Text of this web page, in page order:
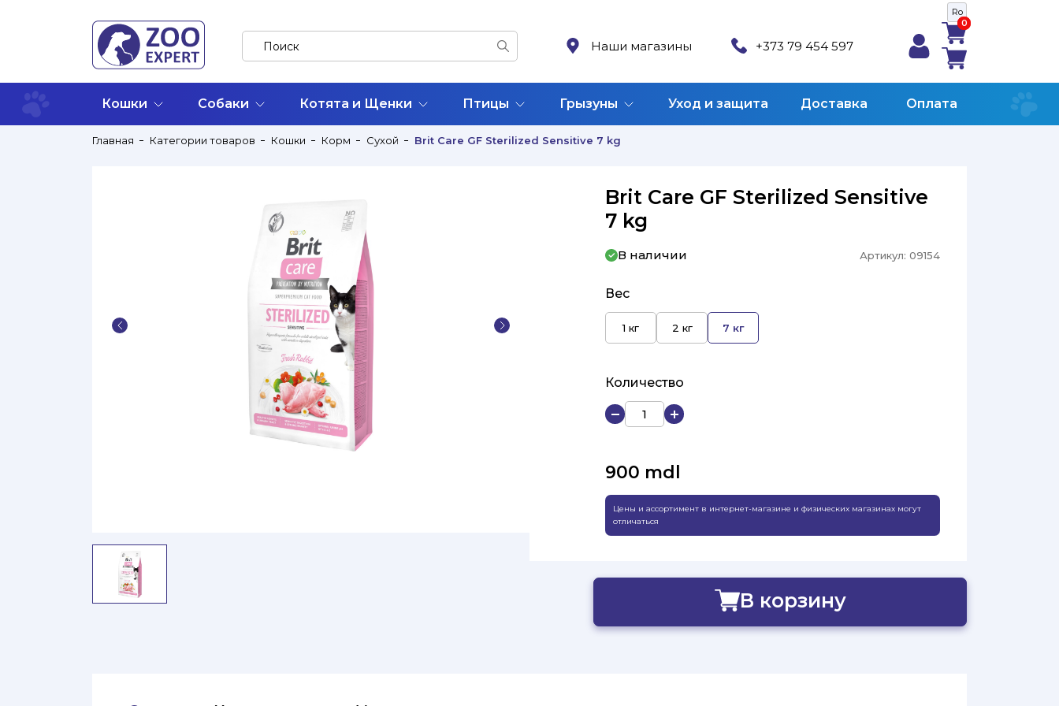
Ro
Наши магазины +373 79 454 597
0
0
Кошки Собаки Котята и Щенки Птицы Грызуны Уход и защита Доставка Оплата
Главная Категории товаров Кошки Корм Сухой Brit Care GF Sterilized Sensitive 7 kg
Brit Care GF Sterilized Sensitive
7 kg
В наличии Артикул: 09154
Вес
1 кг 2 кг 7 кг
Количество
900 mdl
Цены и ассортимент в интернет-магазине и физических магазинах могут
отличаться
В корзину